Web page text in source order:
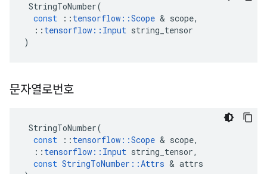
StringToNumber(
const
:: tensorflow ::Scope & scope,
:: tensorflow :: Input string_tensor
)
문자열로번호
StringToNumber(
const
:: tensorflow ::Scope & scope,
:: tensorflow :: Input string_tensor,
const StringToNumber ::Attrs & attrs